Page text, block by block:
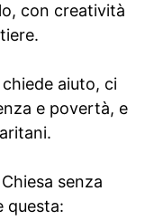
con creatività
aiuto, ci
e povertà, e
senza
questa: